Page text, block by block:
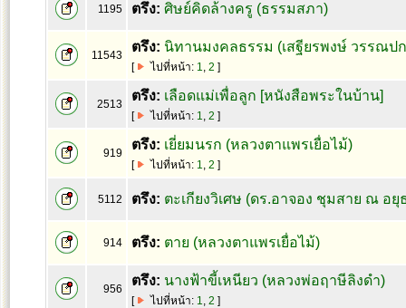
1195 ตรึง: ศิษย์คิดล้างครู (ธรรมสภา)
11543
ตรึง: นิทานมงคลธรรม (เสฐียรพงษ์ วรรณป
[ ไปที่หน้า: 1, 2 ]
2513
ตรึง: เลือดแม่เพื่อลูก [หนังสือพระในบ้าน]
[ ไปที่หน้า: 1, 2 ]
919
ตรึง: เยี่ยมนรก (หลวงตาแพรเยื่อไม้)
[ ไปที่หน้า: 1, 2 ]
5112 ตรึง: ตะเกียงวิเศษ (ดร.อาจอง ชุมสาย ณ อยุ
914 ตรึง: ตาย (หลวงตาแพรเยื่อไม้)
956
ตรึง: นางฟ้าขี้เหนียว (หลวงพ่อฤาษีลิงดำ)
[ ไปที่หน้า: 1, 2 ]